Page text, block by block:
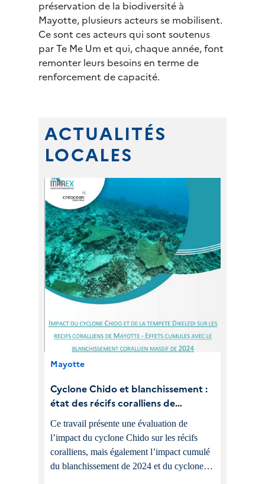
préservation de la biodiversité à
Mayotte, plusieurs acteurs se mobilisent.
Ce sont ces acteurs qui sont soutenus
par Te Me Um et qui, chaque année, font
remonter leurs besoins en terme de
renforcement de capacité.
ACTUALITÉS
LOCALES
Mayotte
Cyclone Chido et blanchissement :
état des récifs coralliens de
Mayotte en 2025
Ce travail présente une évaluation de
l’impact du cyclone Chido sur les récifs
coralliens, mais également l’impact cumulé
du blanchissement de 2024 et du cyclone